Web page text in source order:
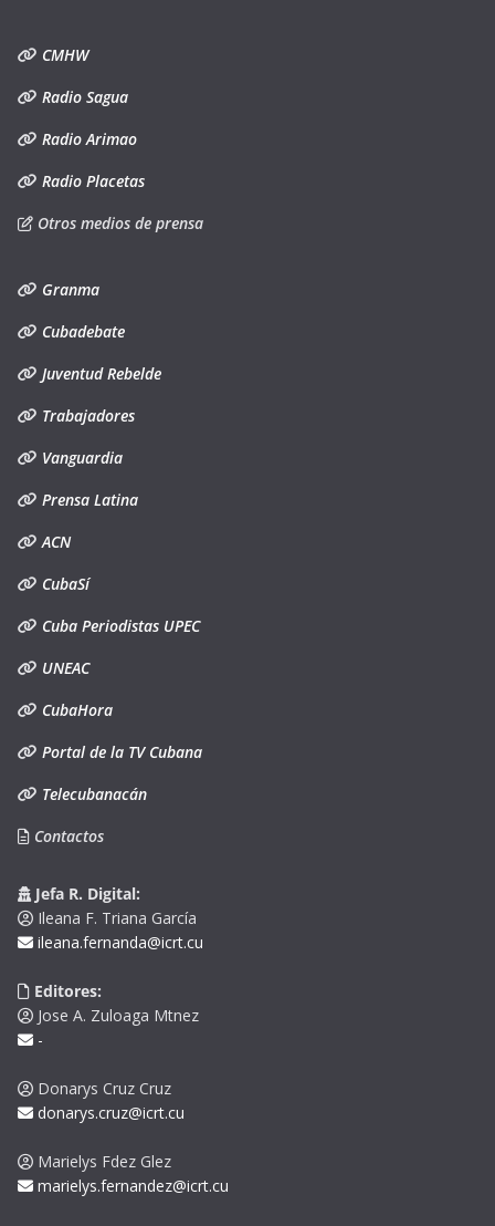
CMHW
Radio Sagua
Radio Arimao
Radio Placetas
Otros medios de prensa
Granma
Cubadebate
Juventud Rebelde
Trabajadores
Vanguardia
Prensa Latina
ACN
CubaSí
Cuba Periodistas UPEC
UNEAC
CubaHora
Portal de la TV Cubana
Telecubanacán
Contactos
Jefa R. Digital:
Ileana F. Triana García
ileana.fernanda@icrt.cu
Editores:
Jose A. Zuloaga Mtnez
-
Donarys Cruz Cruz
donarys.cruz@icrt.cu
Marielys Fdez Glez
marielys.fernandez@icrt.cu